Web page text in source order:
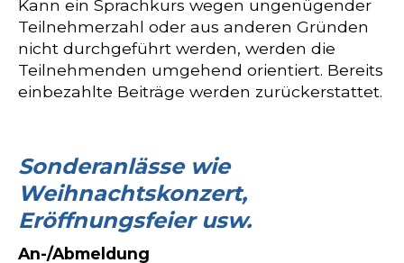
Kann ein Sprachkurs wegen ungenügender
Teilnehmerzahl oder aus anderen Gründen
nicht durchgeführt werden, werden die
Teilnehmenden umgehend orientiert. Bereits
einbezahlte Beiträge werden zurückerstattet.
Sonderanlässe wie
Weihnachtskonzert,
Eröffnungsfeier usw.
An-/Abmeldung